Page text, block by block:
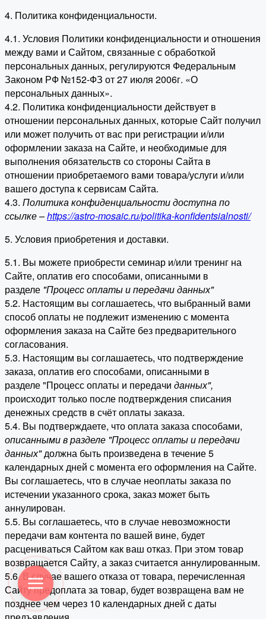
4. Политика конфиденциальности.
4.1. Условия Политики конфиденциальности и отношения
между вами и Сайтом, связанные с обработкой
персональных данных, регулируются Федеральным
Законом РФ №152-ФЗ от 27 июля 2006г. «О
персональных данных».
4.2. Политика конфиденциальности действует в
отношении персональных данных, которые Сайт получил
или может получить от вас при регистрации и/или
оформлении заказа на Сайте, и необходимые для
выполнения обязательств со стороны Сайта в
отношении приобретаемого вами товара/услуги и/или
вашего доступа к сервисам Сайта.
4.3. Политика конфиденциальности доступна по
ссылке –https://astro-mosaic.ru/politika-konfidentsialnosti/
5. Условия приобретения и доставки.
5.1. Вы можете приобрести семинар и/или тренинг на
Сайте, оплатив его способами, описанными в
разделе "Процесс оплаты и передачи данных"
5.2. Настоящим вы соглашаетесь, что выбранный вами
способ оплаты не подлежит изменению с момента
оформления заказа на Сайте без предварительного
согласования.
5.3. Настоящим вы соглашаетесь, что подтверждение
заказа, оплатив его способами, описанными в
разделе "Процесс оплаты и передачи данных",
происходит только после подтверждения списания
денежных средств в счёт оплаты заказа.
5.4. Вы подтверждаете, что оплата заказа способами,
описанными в разделе "Процесс оплаты и передачи
данных"должна быть произведена в течение 5
календарных дней с момента его оформления на Сайте.
Вы соглашаетесь, что в случае неоплаты заказа по
истечении указанного срока, заказ может быть
аннулирован.
5.5. Вы соглашаетесь, что в случае невозможности
передачи вам контента по вашей вине, будет
расцениваться Сайтом как ваш отказ. При этом товар
возвращается Сайту, а заказ считается аннулированным.
5.6. В случае вашего отказа от товара, перечисленная
Сайту предоплата за товар, будет возвращена вам не
позднее чем через 10 календарных дней с даты